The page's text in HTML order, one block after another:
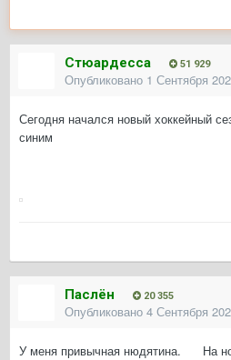
Стюардесса 51 929
Опубликовано 1 Сентября
Сегодня начался новый хоккейный
синим
Паслён 20 355
Опубликовано 4 Сентября
У меня привычная нюдятина.
На